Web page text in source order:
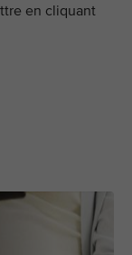
en cliquant